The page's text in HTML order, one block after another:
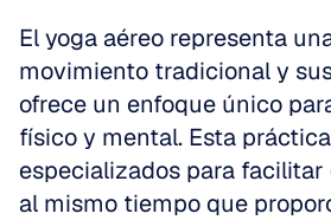
El yoga aéreo representa
movimiento tradicional y
ofrece un enfoque único
físico y mental. Esta
especializados para
al mismo tiempo que